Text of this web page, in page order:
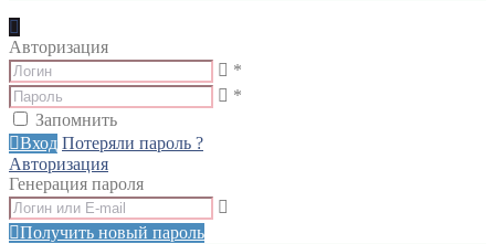
Авторизация
*
*
Запомнить
Вход Потеряли пароль ?
Авторизация
Генерация пароля
Получить новый пароль